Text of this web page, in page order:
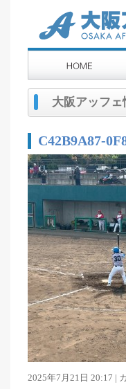
大阪アッフェ
C42B9A87-
2025年7月21日 20:17 |